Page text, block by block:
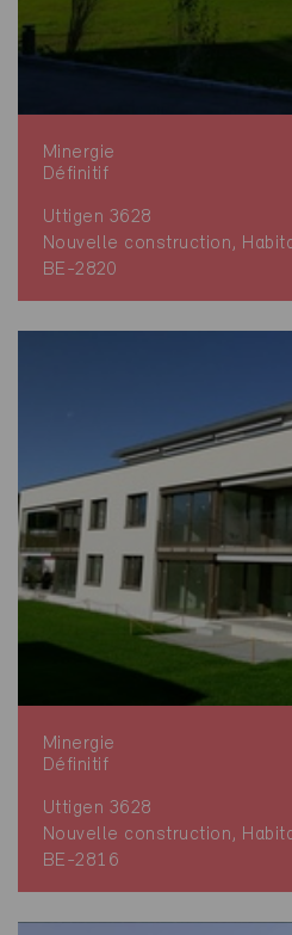
Minergie
Définitif
Uttigen 3628
Nouvelle construction,
BE-2820
Minergie
Définitif
Uttigen 3628
Nouvelle construction,
BE-2816